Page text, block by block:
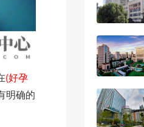
(好孕
明确的